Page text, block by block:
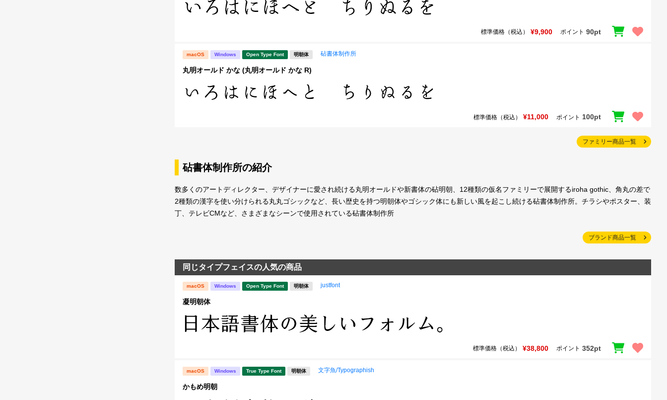
標準価格（税込） ¥9,900 ポイント 90pt
macOS Windows Open Type Font 明朝体 砧書体制作所
丸明オールド かな (丸明オールド かな R)
標準価格（税込） ¥11,000 ポイント 100pt
ファミリー商品一覧
砧書体制作所の紹介
数多くのアートディレクター、デザイナーに愛され続ける丸明オールドや新書体の砧明朝、12種類の仮名ファミリーで展開するiroha gothic、角丸の差で
2種類の漢字を使い分けられる丸丸ゴシックなど、長い歴史を持つ明朝体やゴシック体にも新しい風を起こし続ける砧書体制作所。チラシやポスター、装
丁、テレビCMなど、さまざまなシーンで使用されている砧書体制作所
ブランド商品一覧
同じタイプフェイスの人気の商品
macOS Windows Open Type Font 明朝体 justfont
凝明朝体
標準価格（税込） ¥38,800 ポイント 352pt
macOS Windows True Type Font 明朝体 文字魚/Typographish
かもめ明朝